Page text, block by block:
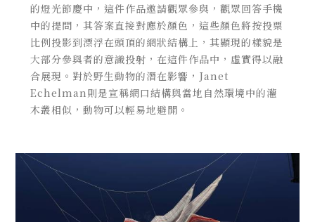
的燈光節慶中，這件作品邀請觀眾參與，觀眾回答手機
中的提問，其答案直接對應於顏色，這些顏色將按投票
比例投影到漂浮在頭頂的網狀結構上，其顯現的樣貌是
大部分參與者的意識投射，在這件作品中，虛實得以融
合展現。 對於野生動物的潛在影響，Janet
Echelman則是宣稱網口結構與當地自然環境中的灌
木叢相似，動物可以輕易地避開。